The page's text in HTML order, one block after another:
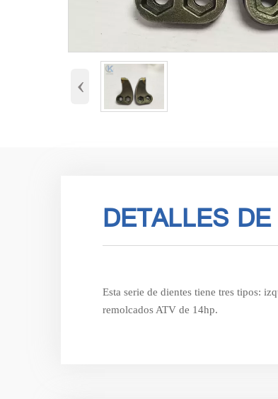
‹
DETALLES
Esta serie de dientes tiene tres tipos:
remolcados ATV de 14hp.